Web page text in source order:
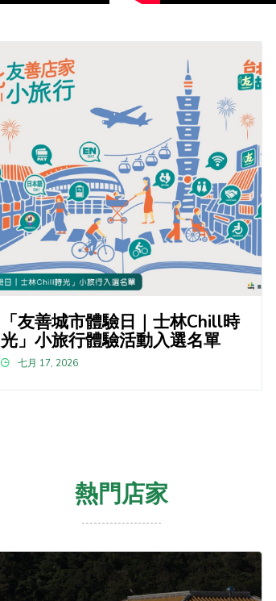
「友善城市體驗日｜士林Chill時
光」小旅行體驗活動入選名單
七月 17, 2026
熱門店家